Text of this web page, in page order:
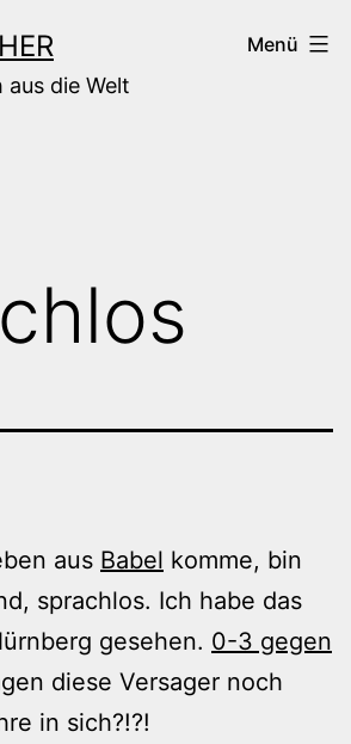
aus die Welt
Menü
aus Babel komme, bin
sprachlos. Ich habe das
gesehen. 0-3 gegen
diese Versager noch
in sich?!?!